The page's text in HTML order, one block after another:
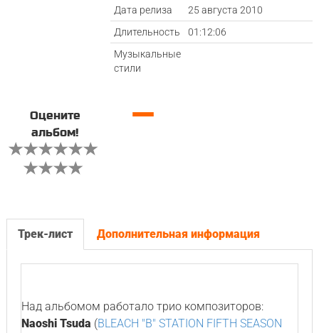
Дата релиза
25 августа 2010
Длительность
01:12:06
Музыкальные
стили
Оцените
альбом!
—
Трек-лист Дополнительная информация
Над альбомом работало трио композиторов:
Naoshi Tsuda (BLEACH "B" STATION FIFTH SEASON